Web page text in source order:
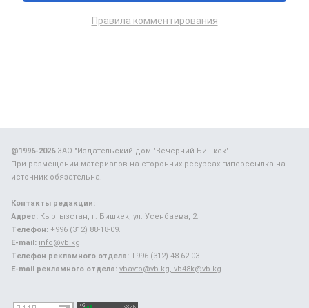
Правила комментирования
@1996-2026ЗАО "Издательский дом "Вечерний Бишкек"
При размещении материалов на сторонних ресурсах гиперссылка на
источник обязательна.
Контакты редакции:
Адрес: Кыргызстан, г. Бишкек, ул. Усенбаева, 2.
Телефон: +996 (312) 88-18-09.
E-mail: info@vb.kg
Телефон рекламного отдела: +996 (312) 48-62-03.
E-mail рекламного отдела: vbavto@vb.kg, vb48k@vb.kg